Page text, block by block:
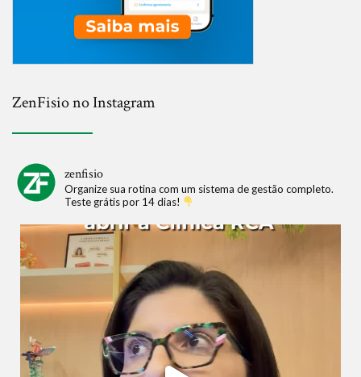
ZenFisio no Instagram
zenfisio
Organize sua rotina com um sistema de gestão completo.
Teste grátis por 14 dias!